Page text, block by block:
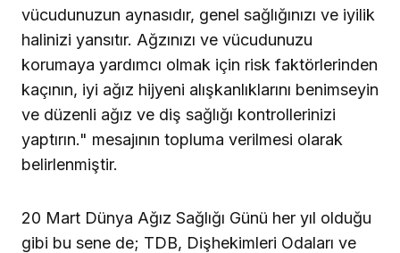
vücudunuzun aynasıdır, genel sağlığınızı ve iyilik
halinizi yansıtır. Ağzınızı ve vücudunuzu
korumaya yardımcı olmak için risk faktörlerinden
kaçının, iyi ağız hijyeni alışkanlıklarını benimseyin
ve düzenli ağız ve diş sağlığı kontrollerinizi
yaptırın." mesajının topluma verilmesi olarak
belirlenmiştir.
20 Mart Dünya Ağız Sağlığı Günü her yıl olduğu
gibi bu sene de; TDB, Dişhekimleri Odaları ve